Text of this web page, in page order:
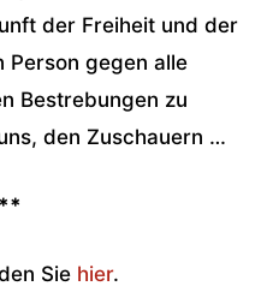
der Freiheit und der
Person gegen alle
Bestrebungen zu
den Zuschauern …
Sie hier.